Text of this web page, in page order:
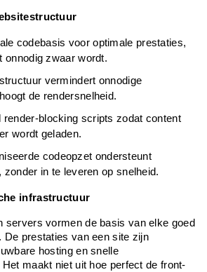
codebasis voor optimale prestaties,
onnodig zwaar wordt.
vermindert onnodige
de rendersnelheid.
render-blocking scripts zodat content
wordt geladen.
codeopzet ondersteunt
zonder in te leveren op snelheid.
infrastructuur
servers vormen de basis van elke goed
De prestaties van een site zijn
hosting en snelle
maakt niet uit hoe perfect de front-